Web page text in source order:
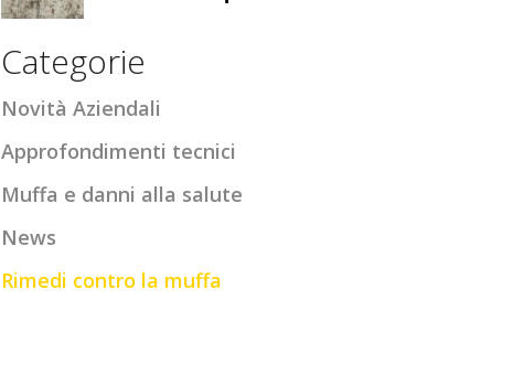
Categorie
Novità Aziendali
Approfondimenti tecnici
Muffa e danni alla salute
News
Rimedi contro la muffa